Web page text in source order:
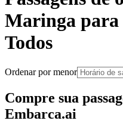
Maringa para
Todos
Ordenar por menor
Compre sua
Embarca.ai